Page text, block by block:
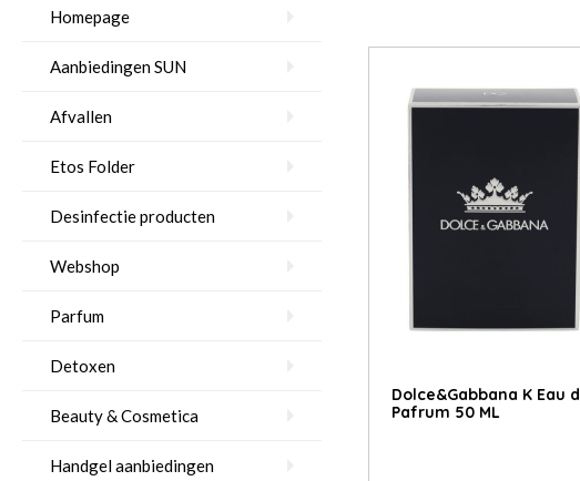
Homepage
Aanbiedingen SUN
Afvallen
Etos Folder
Desinfectie producten
Webshop
Parfum
Detoxen
Beauty & Cosmetica
Handgel aanbiedingen
Dolce&Gabbana K Eau
Pafrum 50 ML